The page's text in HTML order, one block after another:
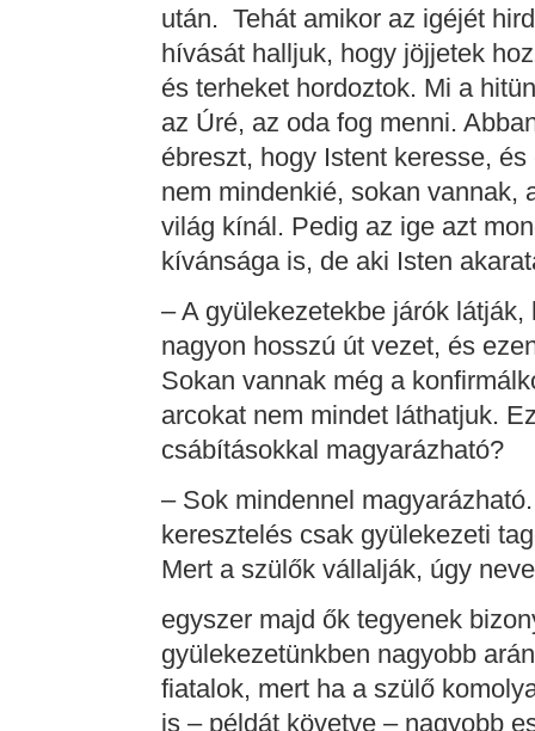
után. Tehát amikor az igéjét
hívását halljuk, hogy jöjjetek
és terheket hordoztok. Mi a
az Úré, az oda fog menni.
ébreszt, hogy Istent keresse,
nem mindenkié, sokan vannak,
világ kínál. Pedig az ige azt
kívánsága is, de aki Isten
– A gyülekezetekbe járók
nagyon hosszú út vezet, és
Sokan vannak még a
arcokat nem mindet láthatjuk.
csábításokkal magyarázható?
– Sok mindennel
keresztelés csak gyülekezeti
Mert a szülők vállalják, úgy
egyszer majd ők tegyenek
gyülekezetünkben nagyobb
fiatalok, mert ha a szülő
is – példát követve – nagyobb